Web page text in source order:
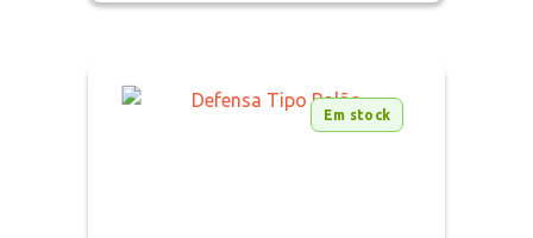
Em stock